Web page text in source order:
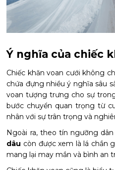
Ý nghĩa của chiếc
Chiếc khăn voan cưới không
chứa đựng nhiều ý nghĩa sâu
voan tượng trưng cho sự
bước chuyển quan trọng từ
nhân với sự trân trọng và
Ngoài ra, theo tín ngưỡng dân
dâu còn được xem là lá chắn
mang lại may mắn và bình an